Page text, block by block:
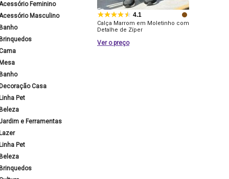
Feminino
Masculino
Casa
Pet
e Ferramentas
Pet
4.1
Calça Marrom em Moletinho com
Detalhe de Zíper
Ver o preço